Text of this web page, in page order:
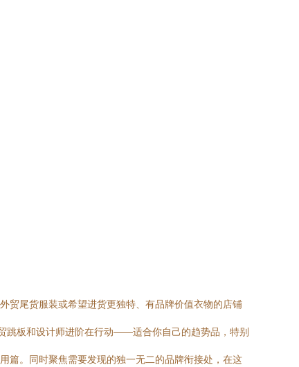
贸尾货服装或希望进货更独特、有品牌价值衣物的店铺
跳板和设计师进阶在行动——适合你自己的趋势品，特别
篇。同时聚焦需要发现的独一无二的品牌衔接处，在这